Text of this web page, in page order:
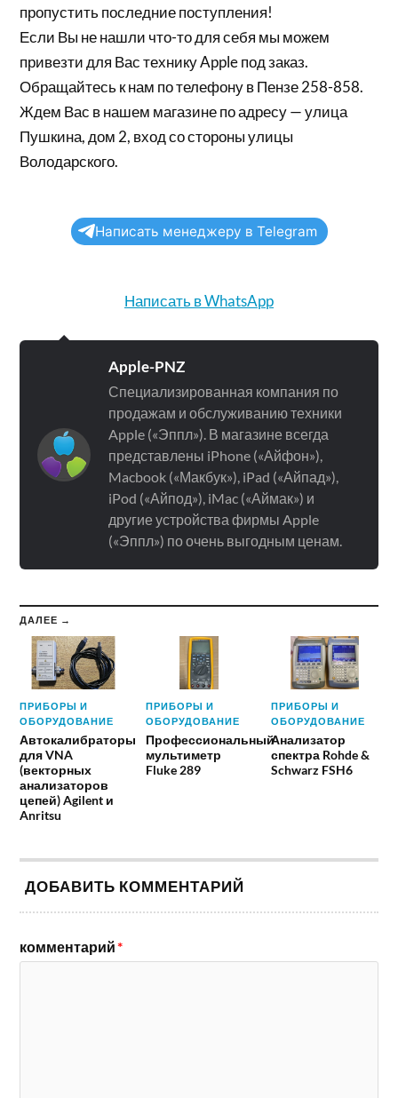
пропустить последние поступления!
Если Вы не нашли что-то для себя мы можем
привезти для Вас технику Apple под заказ.
Обращайтесь к нам по телефону в Пензе 258-858.
Ждем Вас в нашем магазине по адресу — улица
Пушкина, дом 2, вход со стороны улицы
Володарского.
Написать менеджеру в Telegram
Написать в WhatsApp
Apple-PNZ
Специализированная компания по
продажам и обслуживанию техники
Apple («Эппл»). В магазине всегда
представлены iPhone («Айфон»),
Macbook («Макбук»), iPad («Айпад»),
iPod («Айпод»), iMac («Аймак») и
другие устройства фирмы Apple
(«Эппл») по очень выгодным ценам.
ДАЛЕЕ →
ПРИБОРЫ И
ОБОРУДОВАНИЕ
Автокалибраторы
для VNA
(векторных
анализаторов
цепей) Agilent и
Anritsu
ПРИБОРЫ И
ОБОРУДОВАНИЕ
Профессиональный
мультиметр
Fluke 289
ПРИБОРЫ И
ОБОРУДОВАНИЕ
Анализатор
спектра Rohde &
Schwarz FSH6
ДОБАВИТЬ КОММЕНТАРИЙ
комментарий*